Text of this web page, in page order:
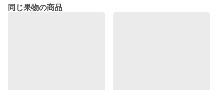
同じ果物の商品